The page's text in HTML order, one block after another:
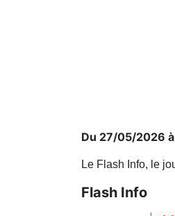
Du 27/05/2026
Le Flash Info, le
Flash Info